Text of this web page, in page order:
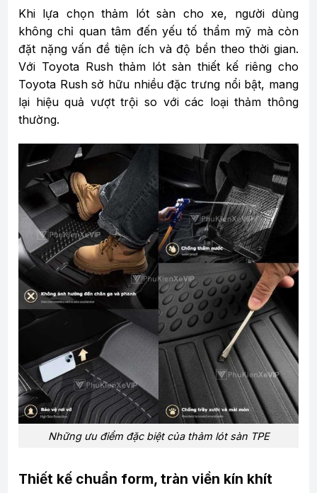
Khi lựa chọn thảm lót sàn cho xe, người dùng
không chỉ quan tâm đến yếu tố thẩm mỹ mà còn
đặt nặng vấn đề tiện ích và độ bền theo thời gian.
Với Toyota Rush thảm lót sàn thiết kế riêng cho
Toyota Rush sở hữu nhiều đặc trưng nổi bật, mang
lại hiệu quả vượt trội so với các loại thảm thông
thường.
Những ưu điểm đặc biệt của thảm lót sàn TPE
Thiết kế chuẩn form, tràn viền kín khít